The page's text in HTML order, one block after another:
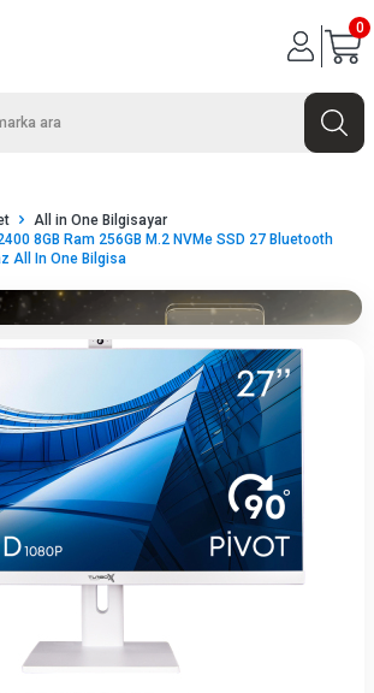
0
All in One Bilgisayar
8GB Ram 256GB M.2 NVMe SSD 27 Bluetooth
All In One Bilgisa